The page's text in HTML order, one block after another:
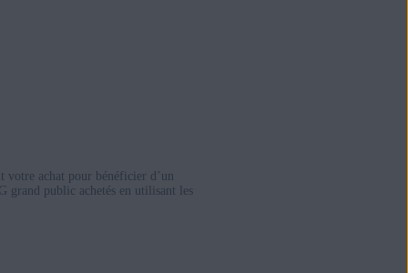
votre achat pour bénéficier d’un
grand public achetés en utilisant les